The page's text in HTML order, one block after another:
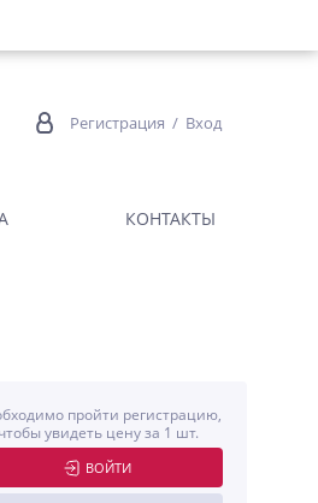
Регистрация / Вход
КОНТАКТЫ
пройти регистрацию,
чтобы увидеть цену за 1 шт.
ВОЙТИ